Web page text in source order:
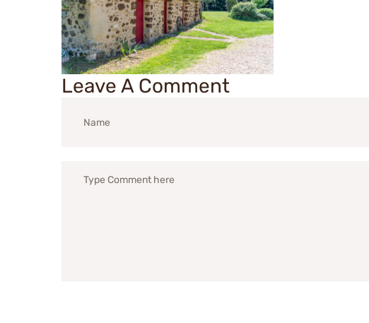
Leave A Comment